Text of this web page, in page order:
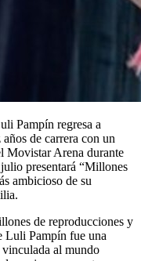
Pampín regresa a
de carrera con un
Movistar Arena durante
presentará “Millones
ambicioso de su
de reproducciones y
Luli Pampín fue una
al mundo